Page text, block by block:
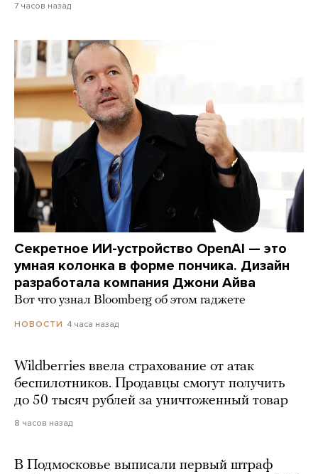
7 часов назад
Секретное ИИ-устройство OpenAI — это
умная колонка в форме пончика. Дизайн
разработала компания Джони Айва
Вот что узнал Bloomberg об этом гаджете
НОВОСТИ 4 часа назад
Wildberries ввела страхование от атак
беспилотников. Продавцы смогут получить
до 50 тысяч рублей за уничтоженный товар
8 часов назад
В Подмосковье выписали первый штраф